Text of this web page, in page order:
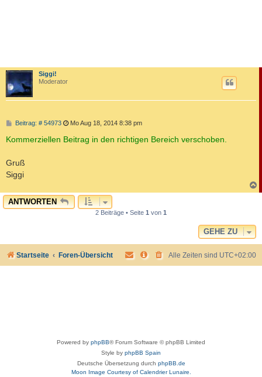
Siggi!
Moderator
Beitrag: # 54973B Mo Aug 18, 2014 8:38 pm
Kommerziellen Beitrag in den richtigen Bereich verschoben.
Gruß
Siggi
a
ANTWORTEN
2 Beiträge • Seite 1 von 1
GEHE ZU
Startseite Foren-Übersicht Alle Zeiten sind UTC+02:00
Powered by phpBB® Forum Software © phpBB Limited
Style by phpBB Spain
Deutsche Übersetzung durch phpBB.de
Moon Image Courtesy of Calendrier Lunaire.